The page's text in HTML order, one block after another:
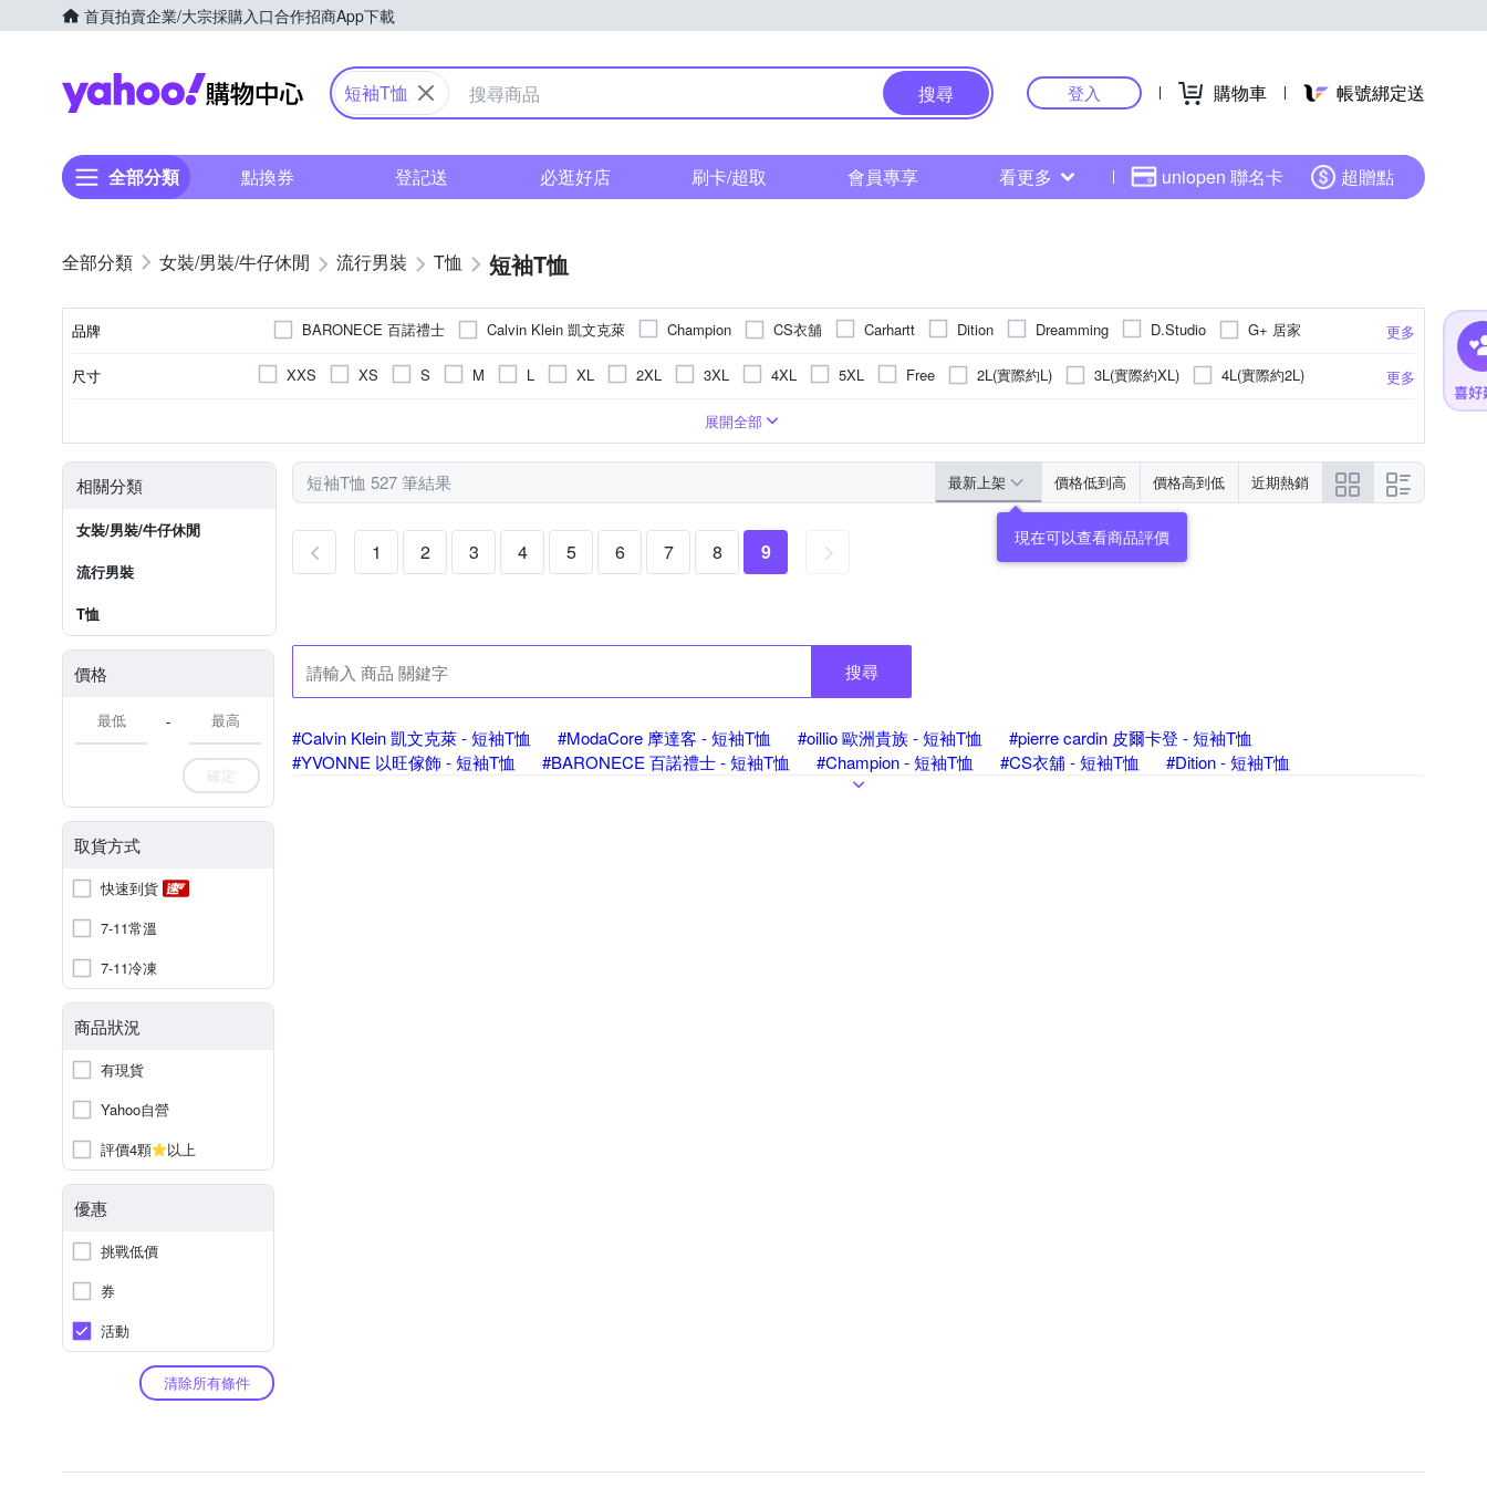
首頁拍賣企業/大宗採購入口合作招商App下載
Yahoo購物中心
短袖T恤 搜尋 登入 購物車 帳號綁定送
全部分類 點換券 登記送 必逛好店 刷卡/超取 會員專享 看更多 uniopen 聯名卡 超贈點
女裝/男裝/牛仔休閒 流行男裝 T恤 短袖T恤
品牌 更多
BARONECE 百諾禮士 Calvin Klein 凱文克萊 Champion CS衣舖 Carhartt Dition Dreamming D.Studio
G+ 居家
Heha
ModaCore 摩達客 NoMorre oillio 歐洲貴族 pierre cardin 皮爾卡登 per-pcs 派彼仕 Roush TengYue
United Athle
尺寸 更多
XXS XS S M L XL 2XL 3XL 4XL 5XL Free 2L(實際約L) 3L(實際約XL)
4L(實際約2L)
格紋
長版
展開全部
相關分類
女裝/男裝/牛仔休閒
流行男裝
T恤
價格
-
確定
取貨方式
快速到貨
7-11常溫
7-11冷凍
商品狀況
有現貨
Yahoo自營
評價4顆
以上
優惠
挑戰低價
券
活動
清除所有條件
短袖T恤 527 筆結果 最新上架 價格低到高 價格高到低 近期熱銷
現在可以查看商品評價
1 2 3 4 5 6 7 8 9
搜尋
#Calvin Klein 凱文克萊 - 短袖T恤 #ModaCore 摩達客 - 短袖T恤 #oillio 歐洲貴族 - 短袖T恤
#pierre cardin 皮爾卡登 - 短袖T恤
#YVONNE 以旺傢飾 - 短袖T恤
#BARONECE 百諾禮士 - 短袖T恤 #Champion - 短袖T恤 #CS衣舖 - 短袖T恤
#Dition - 短袖T恤
#NoMorre - 短袖T恤